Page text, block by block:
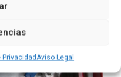
PrivacidadAviso Legal